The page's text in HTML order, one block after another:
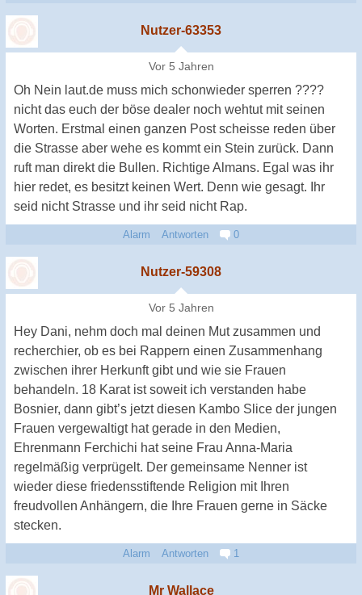
Nutzer-63353
Vor 5 Jahren
Oh Nein laut.de muss mich schonwieder sperren ????
nicht das euch der böse dealer noch wehtut mit seinen
Worten. Erstmal einen ganzen Post scheisse reden über
die Strasse aber wehe es kommt ein Stein zurück. Dann
ruft man direkt die Bullen. Richtige Almans. Egal was ihr
hier redet, es besitzt keinen Wert. Denn wie gesagt. Ihr
seid nicht Strasse und ihr seid nicht Rap.
Alarm Antworten 0
Nutzer-59308
Vor 5 Jahren
Hey Dani, nehm doch mal deinen Mut zusammen und
recherchier, ob es bei Rappern einen Zusammenhang
zwischen ihrer Herkunft gibt und wie sie Frauen
behandeln. 18 Karat ist soweit ich verstanden habe
Bosnier, dann gibt’s jetzt diesen Kambo Slice der jungen
Frauen vergewaltigt hat gerade in den Medien,
Ehrenmann Ferchichi hat seine Frau Anna-Maria
regelmäßig verprügelt. Der gemeinsame Nenner ist
wieder diese friedensstiftende Religion mit Ihren
freudvollen Anhängern, die Ihre Frauen gerne in Säcke
stecken.
Alarm Antworten 1
Mr Wallace